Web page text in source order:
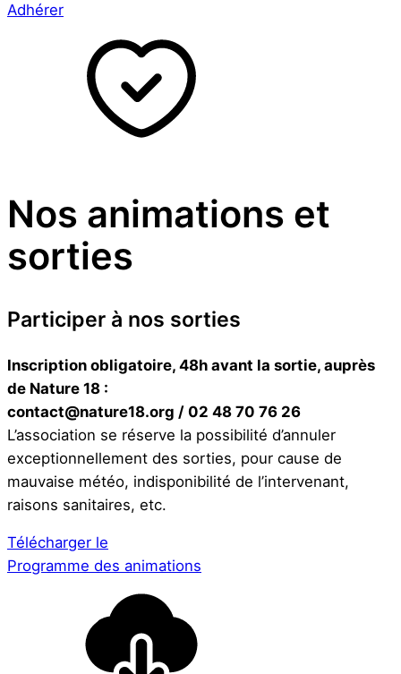
Adhérer
Nos animations et
sorties
Participer à nos sorties
Inscription obligatoire, 48h avant la sortie, auprès
de Nature 18 :
contact@nature18.org / 02 48 70 76 26
L’association se réserve la possibilité d’annuler
exceptionnellement des sorties, pour cause de
mauvaise météo, indisponibilité de l’intervenant,
raisons sanitaires, etc.
Télécharger le
Programme des animations